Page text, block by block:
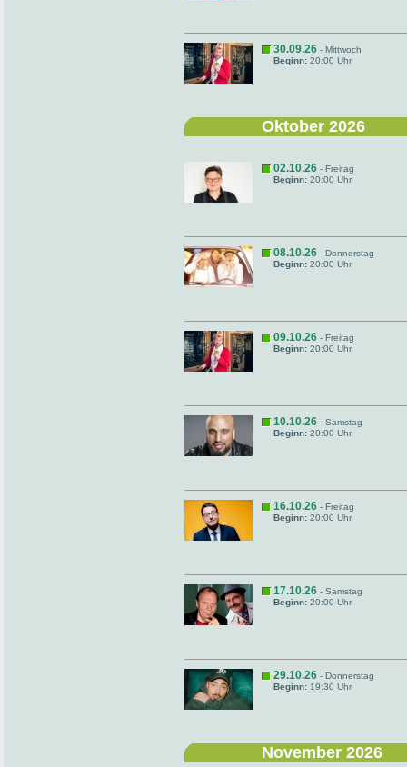
30.09.26 - Mittwoch
Beginn: 20:00 Uhr
Oktober 2026
02.10.26 - Freitag
Beginn: 20:00 Uhr
08.10.26 - Donnerstag
Beginn: 20:00 Uhr
09.10.26 - Freitag
Beginn: 20:00 Uhr
10.10.26 - Samstag
Beginn: 20:00 Uhr
16.10.26 - Freitag
Beginn: 20:00 Uhr
17.10.26 - Samstag
Beginn: 20:00 Uhr
29.10.26 - Donnerstag
Beginn: 19:30 Uhr
November 2026